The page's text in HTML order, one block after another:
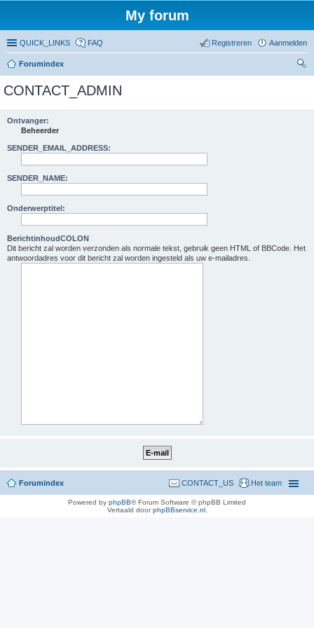
My forum
QUICK_LINKS FAQ Aanmelden
Registreren
Forumindex
CONTACT_ADMIN
Ontvanger:
Beheerder
SENDER_EMAIL_ADDRESS:
SENDER_NAME:
Onderwerptitel:
BerichtinhoudCOLON
Dit bericht zal worden verzonden als normale tekst, gebruik geen HTML of BBCode. Het
antwoordadres voor dit bericht zal worden ingesteld als uw e-mailadres.
Forumindex Het team
CONTACT_US
Powered by phpBB® Forum Software © phpBB Limited
Vertaald doorphpBBservice.nl.